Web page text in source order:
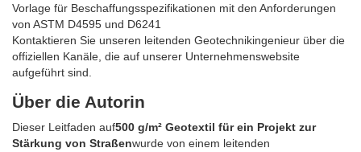
Vorlage für Beschaffungsspezifikationen mit den Anforderungen
von ASTM D4595 und D6241
Kontaktieren Sie unseren leitenden Geotechnikingenieur über die
offiziellen Kanäle, die auf unserer Unternehmenswebsite
aufgeführt sind.
Über die Autorin
Dieser Leitfaden auf500 g/m² Geotextil für ein Projekt zur
Stärkung von Straßenwurde von einem leitenden